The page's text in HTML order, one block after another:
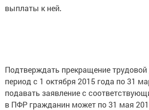
выплаты к ней.
Подтверждать прекращение трудовой
период с 1 октября 2015 года по 31
подавать заявление с
в ПФР гражданин может по 31 мая